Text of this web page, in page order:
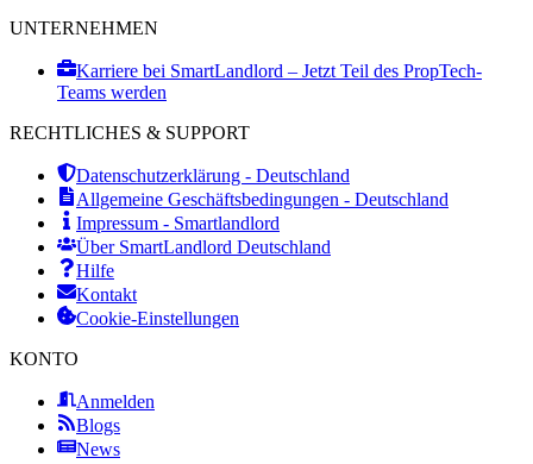
UNTERNEHMEN
Karriere bei SmartLandlord – Jetzt Teil des PropTech-
Teams werden
RECHTLICHES & SUPPORT
Datenschutzerklärung - Deutschland
Allgemeine Geschäftsbedingungen - Deutschland
Impressum - Smartlandlord
Über SmartLandlord Deutschland
Hilfe
Kontakt
Cookie-Einstellungen
KONTO
Anmelden
Blogs
News